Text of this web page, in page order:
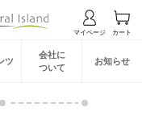
ツ
会社に
ついて
お知らせ